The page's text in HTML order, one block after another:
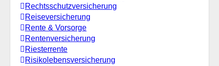
Rechtsschutzversicherung
Reiseversicherung
Rente & Vorsorge
Rentenversicherung
Riesterrente
Risikolebensversicherung